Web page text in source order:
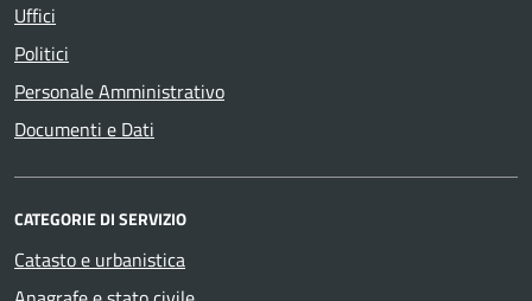
Uffici
Politici
Personale Amministrativo
Documenti e Dati
CATEGORIE DI SERVIZIO
Catasto e urbanistica